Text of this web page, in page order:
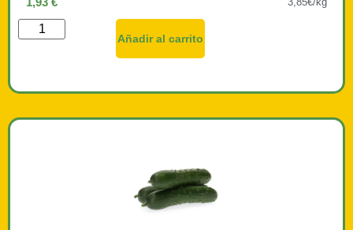
Añadir al carrito